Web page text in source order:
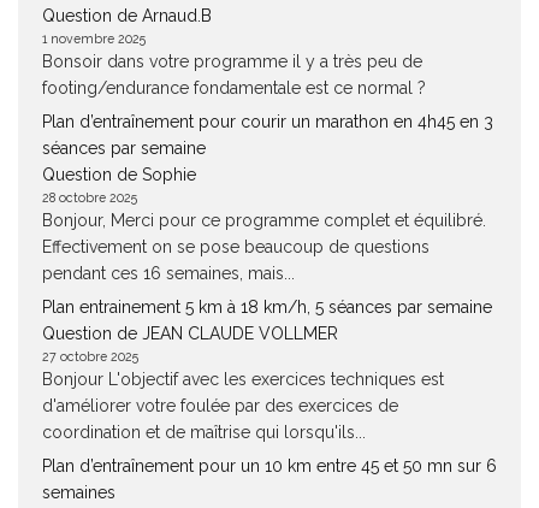
Question de Arnaud.B
1 novembre 2025
Bonsoir dans votre programme il y a très peu de
footing/endurance fondamentale est ce normal ?
Plan d’entraînement pour courir un marathon en 4h45 en 3
séances par semaine
Question de Sophie
28 octobre 2025
Bonjour, Merci pour ce programme complet et équilibré.
Effectivement on se pose beaucoup de questions
pendant ces 16 semaines, mais...
Plan entrainement 5 km à 18 km/h, 5 séances par semaine
Question de JEAN CLAUDE VOLLMER
27 octobre 2025
Bonjour L'objectif avec les exercices techniques est
d'améliorer votre foulée par des exercices de
coordination et de maîtrise qui lorsqu'ils...
Plan d’entraînement pour un 10 km entre 45 et 50 mn sur 6
semaines